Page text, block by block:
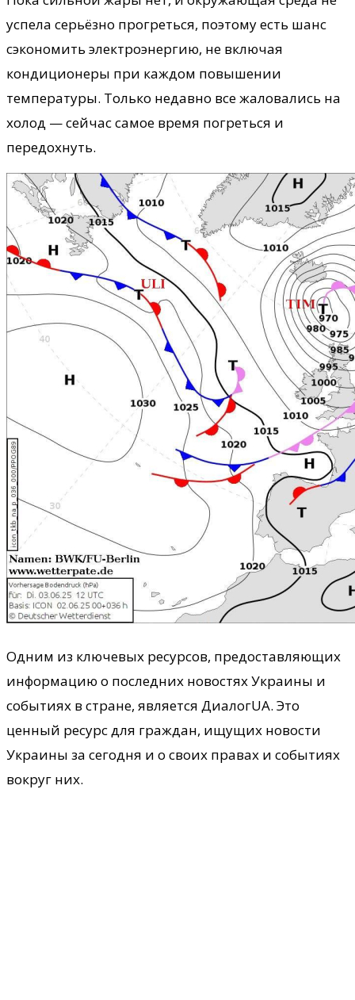
успела серьёзно прогреться, поэтому есть шанс
сэкономить электроэнергию, не включая
кондиционеры при каждом повышении
температуры. Только недавно все жаловались на
холод — сейчас самое время погреться и
передохнуть.
Одним из ключевых ресурсов, предоставляющих
информацию о последних новостях Украины и
событиях в стране, является ДиалогUA. Это
ценный ресурс для граждан, ищущих новости
Украины за сегодня и о своих правах и событиях
вокруг них.